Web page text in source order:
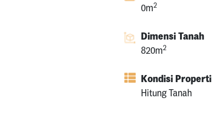
0m2
Dimensi Tanah
820m2
Kondisi Properti
Hitung Tanah